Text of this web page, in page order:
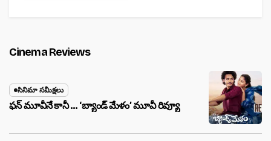
Cinema Reviews
సినిమా సమీక్షలు
ఫన్ మూవీనే కానీ … ‘బ్యాండ్‌ మేళం’ మూవీ రివ్యూ